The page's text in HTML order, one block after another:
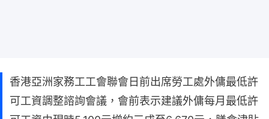
香港亞洲家務工工會聯會日前出席勞工處外傭最低許
可工資調整諮詢會議，會前表示建議外傭每月最低許